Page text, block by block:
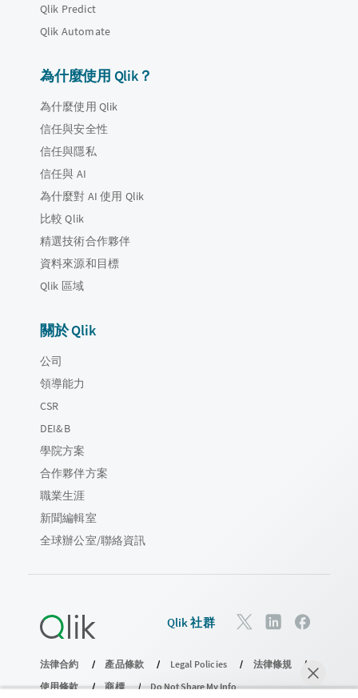
Qlik Predict
Qlik Automate
為什麼使用 Qlik？
為什麼使用 Qlik
信任與安全性
信任與隱私
信任與 AI
為什麼對 AI 使用 Qlik
比較 Qlik
精選技術合作夥伴
資料來源和目標
Qlik 區域
關於 Qlik
公司
領導能力
CSR
DEI&B
學院方案
合作夥伴方案
職業生涯
新聞編輯室
全球辦公室/聯絡資訊
Qlik 社群
法律合約 產品條款 Legal Policies
法律條規
使用條款
商標 Do Not Share My Info